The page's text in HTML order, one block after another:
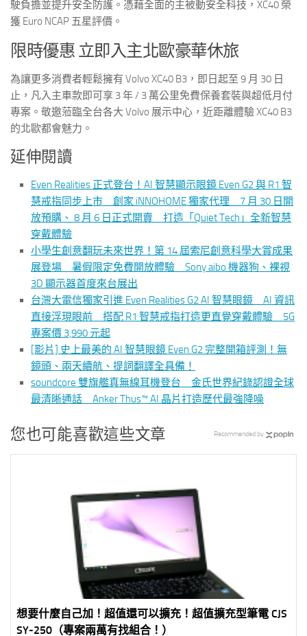
駛負擔並提升安全防護。憑藉全面的主被動安全科技，XC40 榮
獲 Euro NCAP 五星評價。
限時優惠 立即入主北歐豪華休旅
為讓更多消費者輕鬆擁有 Volvo XC40 B3，即日起至 9 月 30 日
止，凡入主車款即可享 3 年 / 3 萬公里免費保養套裝與超低月付
專案。敬邀蒞臨全台各大 Volvo 展示中心，近距離體驗 XC40 B3
的北歐都會魅力。
延伸閱讀
Even Realities 正式登台！AI 智慧顯示眼鏡 Even G2 與 R1 智
慧戒指同步上市 創家 iNNOHOME 獨家代理 7 月 30 日開
放預購、 8 月 6 日正式開賣 打造「Quiet Tech」全新智慧
穿戴體驗
小學生創意翻玩未來世界！第 14 屆索尼創意科學大賞成果
展登場 暑假限定免費開放體驗 Sony aibo 機器狗、裸視
3D 顯示器首度來台展出
台灣大電信獨家引進 Even Realities G2 AI 智慧眼鏡 AI 資訊
直接浮現眼前 搭配 R1 智慧戒指打造更直覺穿戴體驗 5G
專案價 3,990 元起
[影片] 史上最美的 AI 智慧眼鏡 Even G2 完整開箱評測！無
鏡頭、兩天續航、提詞翻譯全具備！
soundcore 雙旗艦真無線耳機登台 金氏世界紀錄認證全球
最清晰通話 Anker Thus™ AI 晶片打造歷代最強降噪
您也可能喜歡這些文章
想要什麼自己加！超值還可以擴充！超值擴充型筆電 CJS
SY-250（專案兩萬有找組合！）
Recommended by